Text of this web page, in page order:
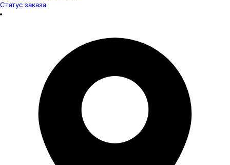
Статус заказа